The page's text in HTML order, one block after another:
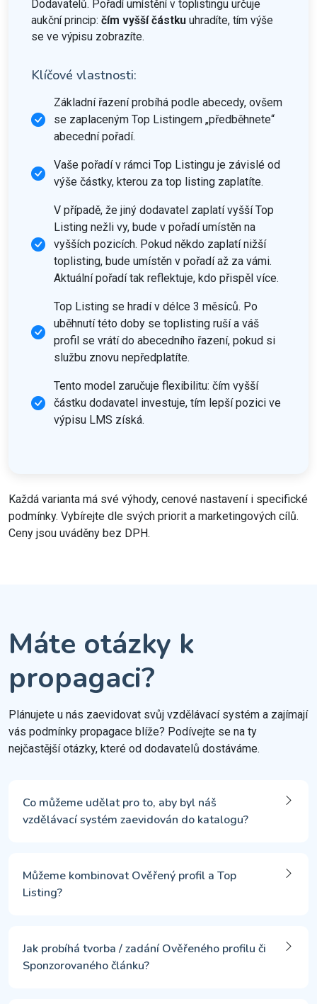
Dodavatelů. Pořadí umístění v toplistingu určuje
aukční princip: čím vyšší částku uhradíte, tím výše
se ve výpisu zobrazíte.
Klíčové vlastnosti:
Základní řazení probíhá podle abecedy, ovšem
se zaplaceným Top Listingem „předběhnete“
abecední pořadí.
Vaše pořadí v rámci Top Listingu je závislé od
výše částky, kterou za top listing zaplatíte.
V případě, že jiný dodavatel zaplatí vyšší Top
Listing nežli vy, bude v pořadí umístěn na
vyšších pozicích. Pokud někdo zaplatí nižší
toplisting, bude umístěn v pořadí až za vámi.
Aktuální pořadí tak reflektuje, kdo přispěl více.
Top Listing se hradí v délce 3 měsíců. Po
uběhnutí této doby se toplisting ruší a váš
profil se vrátí do abecedního řazení, pokud si
službu znovu nepředplatíte.
Tento model zaručuje flexibilitu: čím vyšší
částku dodavatel investuje, tím lepší pozici ve
výpisu LMS získá.
Každá varianta má své výhody, cenové nastavení i specifické
podmínky. Vybírejte dle svých priorit a marketingových cílů.
Ceny jsou uváděny bez DPH.
Máte otázky k
propagaci?
Plánujete u nás zaevidovat svůj vzdělávací systém a zajímají
vás podmínky propagace blíže? Podívejte se na ty
nejčastější otázky, které od dodavatelů dostáváme.
Co můžeme udělat pro to, aby byl náš
vzdělávací systém zaevidován do katalogu?
Můžeme kombinovat Ověřený profil a Top
Listing?
Jak probíhá tvorba / zadání Ověřeného profilu či
Sponzorovaného článku?